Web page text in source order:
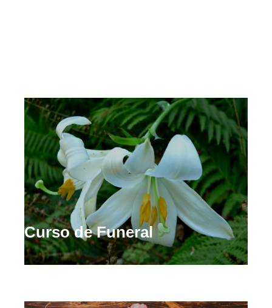
Curso de Funeral